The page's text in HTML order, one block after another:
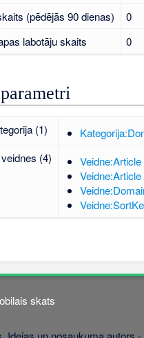
(pēdējās 90 dienas)
0
labotāju skaits
0
(1)
(4)
skats